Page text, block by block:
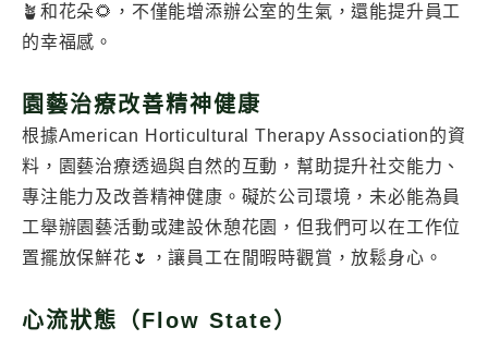
🪴和花朵🌻，不僅能增添辦公室的生氣，還能提升員工
的幸福感。
園藝治療改善精神健康
根據American Horticultural Therapy Association的資
料，園藝治療透過與自然的互動，幫助提升社交能力、
專注能力及改善精神健康。礙於公司環境，未必能為員
工舉辦園藝活動或建設休憩花園，但我們可以在工作位
置擺放保鮮花🌷，讓員工在閒暇時觀賞，放鬆身心。
心流狀態（Flow State）